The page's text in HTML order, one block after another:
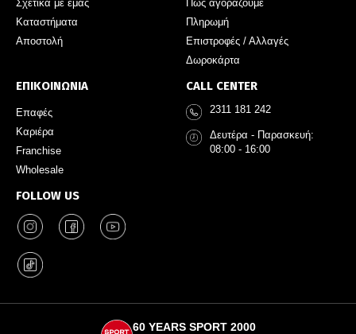
Σχετικά με εμάς
Καταστήματα
Αποστολή
Πως αγοράζουμε
Πληρωμή
Επιστροφές / Αλλαγές
Δωροκάρτα
ΕΠΙΚΟΙΝΩΝΙΑ
Επαφές
Καριέρα
Franchise
Wholesale
FOLLOW US
CALL CENTER
2311 181 242
Δευτέρα - Παρασκευή:
08:00 - 16:00
60 YEARS SPORT 2000